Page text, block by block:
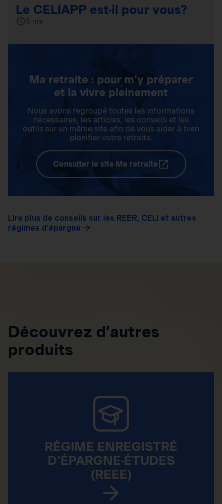
Le CELIAPP est-il pour vous?
5 min
Ma retraite : pour m'y préparer
et la vivre pleinement
Nous avons regroupé toutes les informations
nécessaires, les articles, les conseils et les
outils sur un même site afin de vous aider à bien
planifier votre retraite.
Consulter le site Ma retraite
Lire plus de conseils sur les REER, CELI et autres
régimes d'épargne
Découvrez d’autres
produits
RÉGIME ENREGISTRÉ
D'ÉPARGNE-ÉTUDES
(REEE)